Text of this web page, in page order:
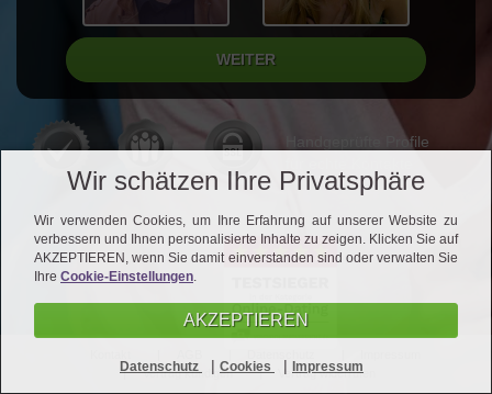
Handgeprüfte Profile
Vertrag kündigen
Vertrag widerrufen
Wir schätzen Ihre Privatsphäre
Wir verwenden Cookies, um Ihre Erfahrung auf unserer Website zu
verbessern und Ihnen personalisierte Inhalte zu zeigen. Klicken Sie auf
AKZEPTIEREN, wenn Sie damit einverstanden sind oder verwalten Sie
Ihre Cookie-Einstellungen.
AKZEPTIEREN
Datenschutz | Cookies | Impressum